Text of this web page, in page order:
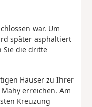
war. Um
später asphaltiert
Sie die dritte
Häuser zu Ihrer
erreichen. Am
Kreuzung